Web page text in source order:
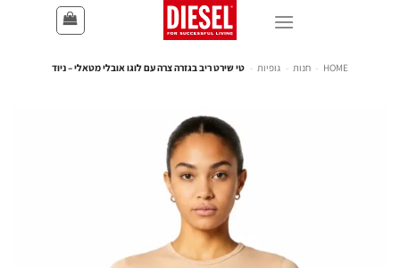
HOME
- חנות - גופיות - טי שירט ריב בגזרה צרה עם לוגו אובלי מטאלי – ניוד